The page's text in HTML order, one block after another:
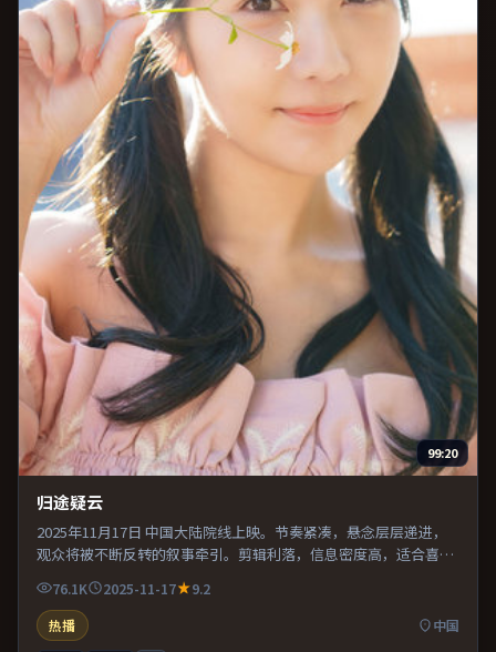
99:20
归途疑云
2025年11月17日 中国大陆院线上映。节奏紧凑，悬念层层递进，
观众将被不断反转的叙事牵引。剪辑利落，信息密度高，适合喜欢
烧脑与推理的观众。既有类型片爽感，也保留作者表达，口碑潜力
不俗。
76.1K 2025-11-17
9.2
热播
中国